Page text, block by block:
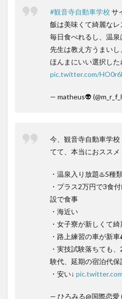
#観音寺自動車学校 サ
飯は美味くて綺麗な
毎日食べれるし、温泉
先生は教え方うまいし
ほんまにいい選択した
pic.twitter.com/
— matheus👽
今、観音寺自動車学
てて、本当におススメ
・温泉入り放題♨️5種
・プラス2万円で3食
設で食事
・海近い
・女子寮が新しくて綺
・路上練習の車が新車
・実技試験落ちても
験代、延期の宿泊代保
・安い↓
— ひろみる@国際恋愛